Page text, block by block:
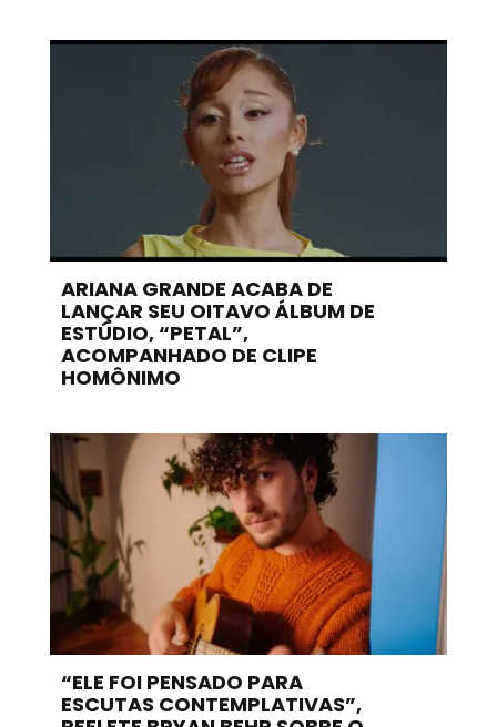
ARIANA GRANDE ACABA DE
LANÇAR SEU OITAVO ÁLBUM DE
ESTÚDIO, “PETAL”,
ACOMPANHADO DE CLIPE
HOMÔNIMO
“ELE FOI PENSADO PARA
ESCUTAS CONTEMPLATIVAS”,